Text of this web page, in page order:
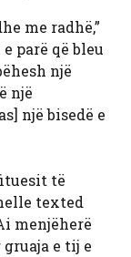
me radhë,”
parë që bleu
një
një
një bisedë e
të
texted
menjëherë
e tij e